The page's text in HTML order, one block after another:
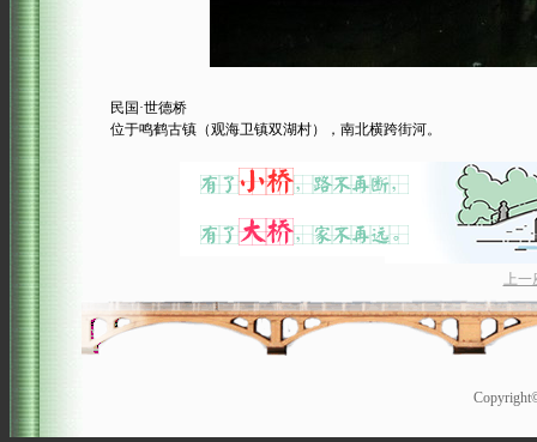
民国·世德桥
位于鸣鹤古镇（观海卫镇双湖村），南北横跨街河。
上一